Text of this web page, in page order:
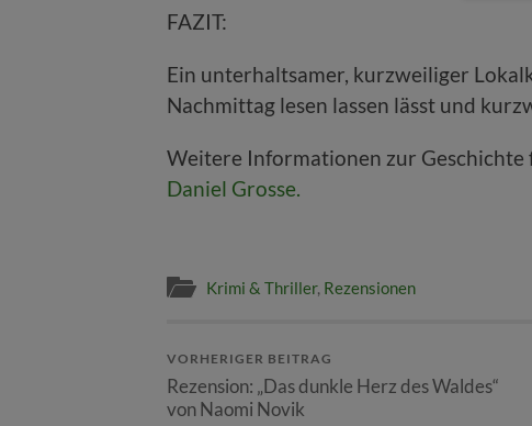
FAZIT:
Ein unterhaltsamer, kurzweiliger
Nachmittag lesen lassen lässt und
Weitere Informationen zur Geschichte
Daniel Grosse.
Krimi & Thriller, Rezensionen
VORHERIGER BEITRAG
Rezension: „Das dunkle Herz des Waldes“
von Naomi Novik